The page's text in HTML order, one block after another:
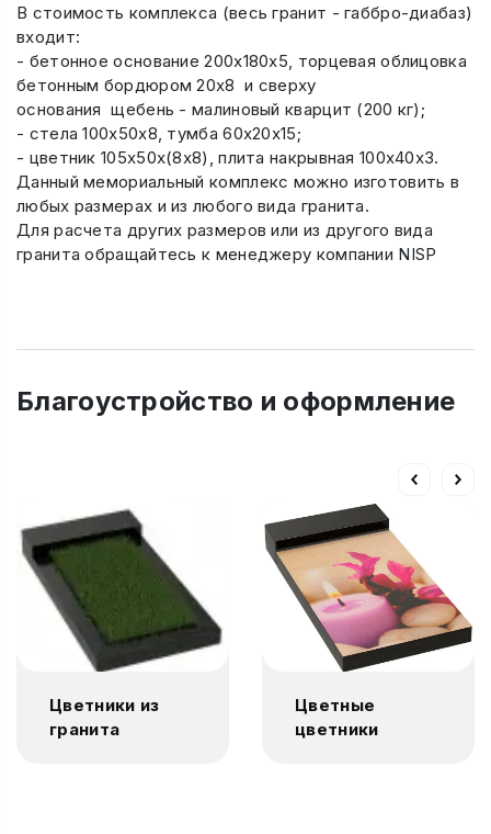
В стоимость комплекса (весь гранит - габбро-диабаз)
входит:
- бетонное основание 200х180х5, торцевая облицовка
бетонным бордюром 20х8 и сверху
основания щебень - малиновый кварцит (200 кг);
- стела 100х50х8, тумба 60х20х15;
- цветник 105х50х(8х8), плита накрывная 100х40х3.
Данный мемориальный комплекс можно изготовить в
любых размерах и из любого вида гранита.
Для расчета других размеров или из другого вида
гранита обращайтесь к менеджеру компании NISP
Благоустройство и оформление
Цветники из
гранита
Цветные
цветники